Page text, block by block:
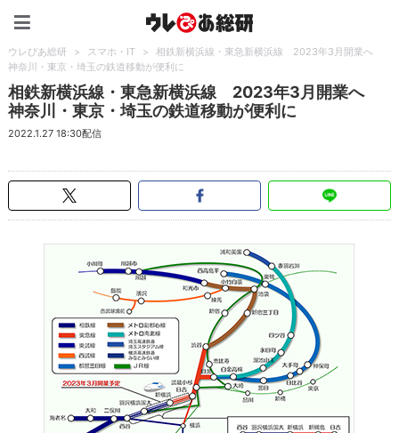
ウレぴあ総研 > スマホ・IT >
相鉄新横浜線・東急新横浜線 2023年3月開業へ
神奈川・東京・埼玉の鉄道移動が便利に
相鉄新横浜線・東急新横浜線 2023年3月開業へ
神奈川・東京・埼玉の鉄道移動が便利に
2022.1.27 18:30配信